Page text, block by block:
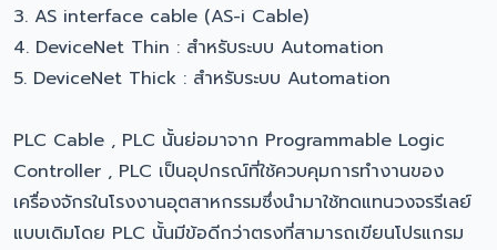
3. AS interface cable (AS-i Cable)
4. DeviceNet Thin : สำหรับระบบ Automation
5. DeviceNet Thick : สำหรับระบบ Automation
PLC Cable , PLC นั้นย่อมาจาก Programmable Logic
Controller , PLC เป็นอุปกรณ์ที่ใช้ควบคุมการทำงานของ
เครื่องจักรในโรงงานอุตสาหกรรมซึ่งนำมาใช้ทดแทนวงจรรีเลย์
แบบเดิมโดย PLC นั้นมีข้อดีกว่าตรงที่สามารถเขียนโปรแกรม